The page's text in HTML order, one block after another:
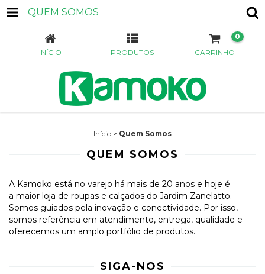
QUEM SOMOS
INÍCIO PRODUTOS CARRINHO
0
Início > Quem Somos
QUEM SOMOS
A Kamoko está no varejo há mais de 20 anos e hoje é
a maior loja de roupas e calçados do Jardim Zanelatto.
Somos guiados pela inovação e conectividade. Por isso,
somos referência em atendimento, entrega, qualidade e
oferecemos um amplo portfólio de produtos.
SIGA-NOS